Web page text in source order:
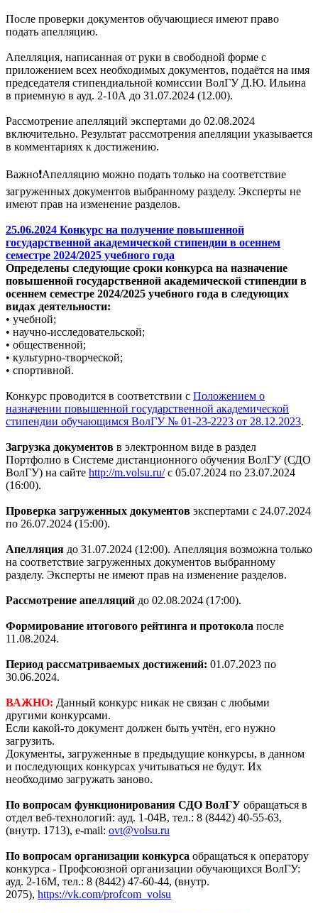
После проверки документов обучающиеся имеют право
подать апелляцию.
Апелляция, написанная от руки в свободной форме с
приложением всех необходимых документов, подаётся на имя
председателя стипендиальной комиссии ВолГУ Д.Ю. Ильина
в приемную в ауд. 2-10А до 31.07.2024 (12.00).
Рассмотрение апелляций экспертами до 02.08.2024
включительно. Результат рассмотрения апелляции указывается
в комментариях к достижению.
Важно❗Апелляцию можно подать только на соответствие
загруженных документов выбранному разделу. Эксперты не
имеют прав на изменение разделов.
25.06.2024 Конкурс на получение повышенной
государственной академической стипендии в осеннем
семестре 2024/2025 учебного года
Определены следующие сроки конкурса на назначение
повышенной государственной академической стипендии в
осеннем семестре 2024/2025 учебного года в следующих
видах деятельности:
• учебной;
• научно-исследовательской;
• общественной;
• культурно-творческой;
• спортивной.
Конкурс проводится в соответствии с Положением о
назначении повышенной государственной академической
стипендии обучающимся ВолГУ № 01-23-2223 от 28.12.2023.
Загрузка документов в электронном виде в раздел
Портфолио в Системе дистанционного обучения ВолГУ (СДО
ВолГУ) на сайте http://m.volsu.ru/с 05.07.2024 по 23.07.2024
(16:00).
Проверка загруженных документов экспертами с 24.07.2024
по 26.07.2024 (15:00).
Апелляция до 31.07.2024 (12:00). Апелляция возможна только
на соответствие загруженных документов выбранному
разделу. Эксперты не имеют прав на изменение разделов.
Рассмотрение апелляций до 02.08.2024 (17:00).
Формирование итогового рейтинга и протокола после
11.08.2024.
Период рассматриваемых достижений: 01.07.2023 по
30.06.2024.
ВАЖНО: Данный конкурс никак не связан с любыми
другими конкурсами.
Если какой-то документ должен быть учтён, его нужно
загрузить.
Документы, загруженные в предыдущие конкурсы, в данном
и последующих конкурсах учитываться не будут. Их
необходимо загружать заново.
По вопросам функционирования СДО ВолГУ обращаться в
отдел веб-технологий: ауд. 1-04В, тел.: 8 (8442) 40-55-63,
(внутр. 1713), e-mail: ovt@volsu.ru
По вопросам организации конкурса обращаться к оператору
конкурса - Профсоюзной организации обучающихся ВолГУ:
ауд. 2-16М, тел.: 8 (8442) 47-60-44, (внутр.
2075), https://vk.com/profcom_volsu